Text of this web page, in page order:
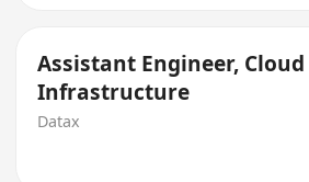
Assistant Engineer, Cloud
Infrastructure
Datax